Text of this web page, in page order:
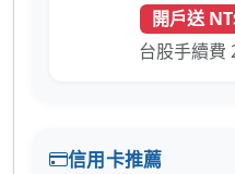
開戶送
台股手續費
信用卡推薦